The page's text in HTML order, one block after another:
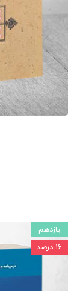
یازدهم
۱۶ درصد